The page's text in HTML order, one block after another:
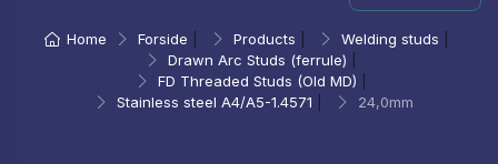
Home Forside Products Welding studs
Drawn Arc Studs (ferrule)
FD Threaded Studs (Old MD)
Stainless steel A4/A5-1.4571
24,0mm